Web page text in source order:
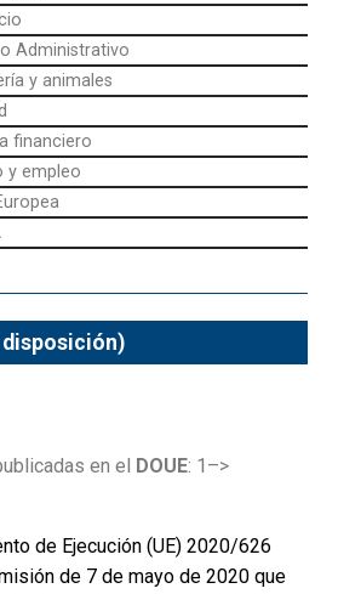
Administrativo
y animales
financiero
y empleo
en el DOUE: 1–>
de Ejecución (UE) 2020/626
de 7 de mayo de 2020 que